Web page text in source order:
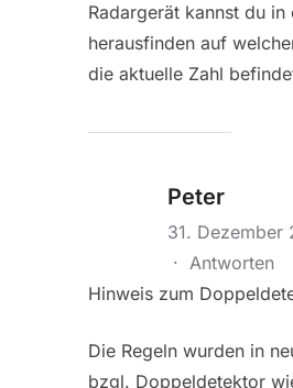
Radargerät kannst du in
herausfinden auf
die aktuelle Zahl
Peter
31. Dezember
· Antworten
Hinweis zum
Die Regeln wurden in
bzgl. Doppeldetektor